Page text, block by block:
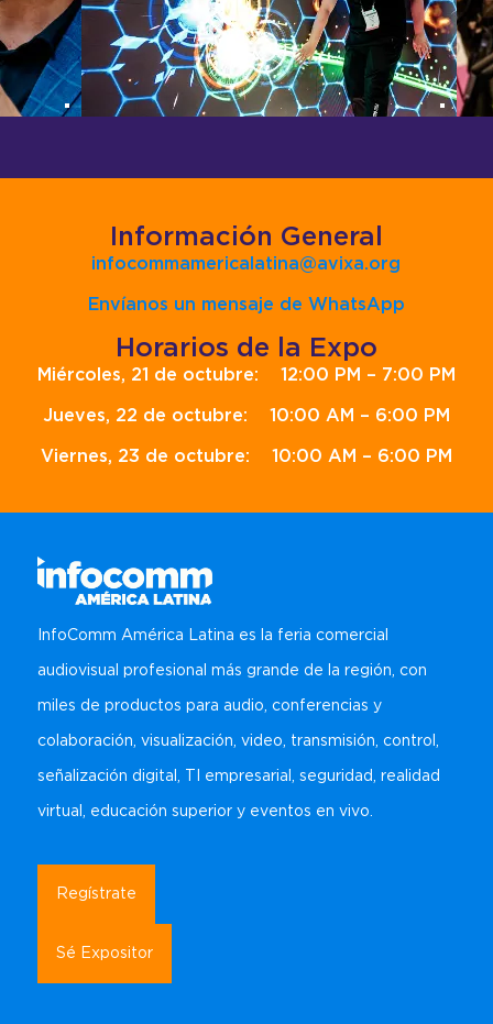
Información General
infocommamericalatina@avixa.org
Envíanos un mensaje de WhatsApp
Horarios de la Expo
Miércoles, 21 de octubre: 12:00 PM – 7:00 PM
Jueves, 22 de octubre: 10:00 AM – 6:00 PM
Viernes, 23 de octubre: 10:00 AM – 6:00 PM
InfoComm América Latina es la feria comercial
audiovisual profesional más grande de la región, con
miles de productos para audio, conferencias y
colaboración, visualización, video, transmisión, control,
señalización digital, TI empresarial, seguridad, realidad
virtual, educación superior y eventos en vivo.
Regístrate
Sé Expositor